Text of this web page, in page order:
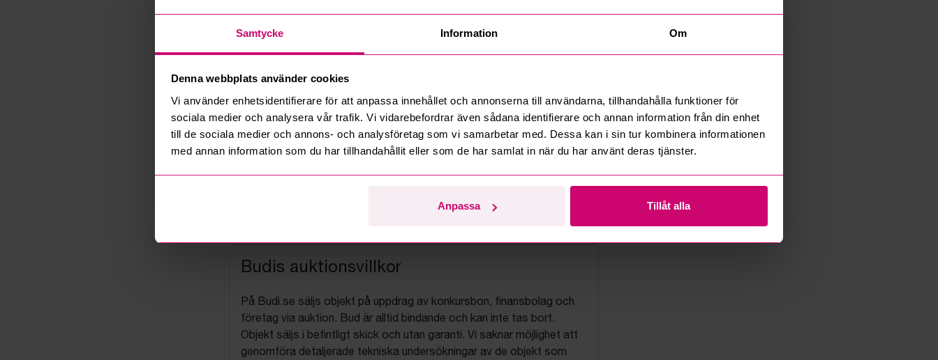
Samtycke Information Om
Denna webbplats använder cookies
Vi använder enhetsidentifierare för att anpassa innehållet och annonserna till användarna, tillhandahålla funktioner för
sociala medier och analysera vår trafik. Vi vidarebefordrar även sådana identifierare och annan information från din enhet
till de sociala medier och annons- och analysföretag som vi samarbetar med. Dessa kan i sin tur kombinera informationen
med annan information som du har tillhandahållit eller som de har samlat in när du har använt deras tjänster.
Anpassa Tillåt alla
Budis auktionsvillkor
På Budi.se säljs objekt på uppdrag av konkursbon, finansbolag och
företag via auktion. Bud är alltid bindande och kan inte tas bort.
Objekt säljs i befintligt skick och utan garanti. Vi saknar möjlighet att
genomföra detaljerade tekniska undersökningar av de objekt som